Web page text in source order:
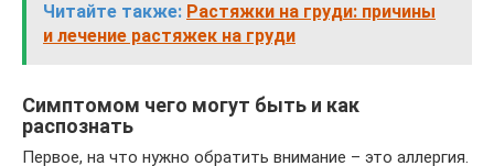
Читайте также: Растяжки на груди: причины
и лечение растяжек на груди
Симптомом чего могут быть и как
распознать
Первое, на что нужно обратить внимание – это аллергия.